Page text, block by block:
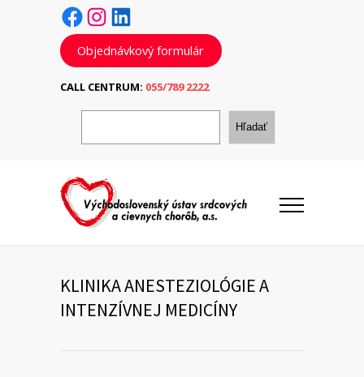
Facebook Instagram LinkedIn
Objednávkový formulár
CALL CENTRUM: 055/789 2222
H
d
Hľadať
KLINIKA ANESTEZIOLÓGIE A
INTENZÍVNEJ MEDICÍNY